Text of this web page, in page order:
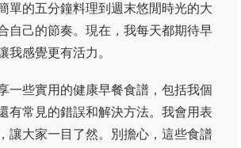
單的五分鐘料理到週末悠閒時光的大
自己的節奏。現在，我每天都期待早
我感覺更有活力。
一些實用的健康早餐食譜，包括我個
有常見的錯誤和解決方法。我會用表
讓大家一目了然。別擔心，這些食譜